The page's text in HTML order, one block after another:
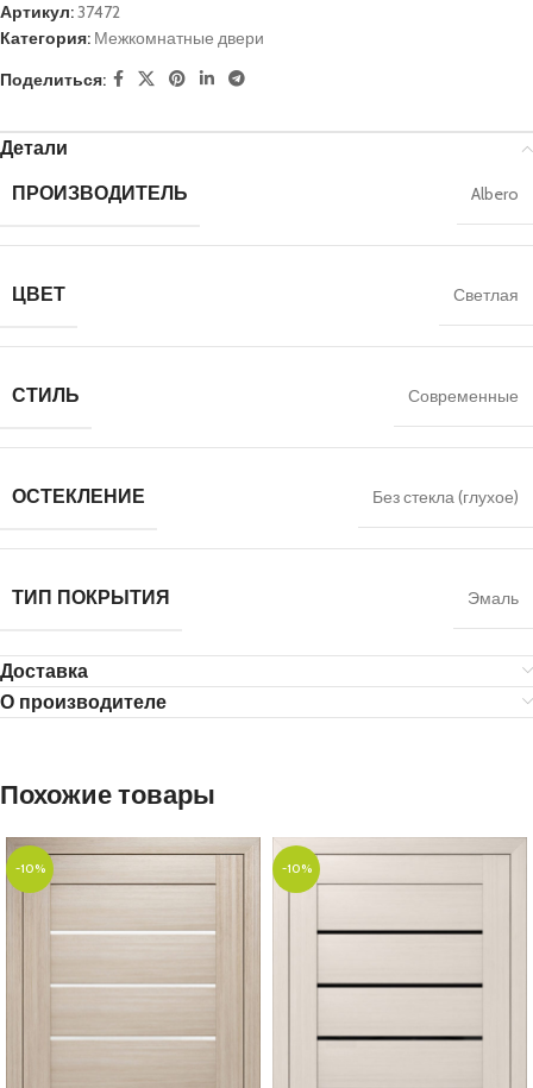
Артикул:37472
Категория: Межкомнатные двери
Поделиться:
Детали
ПРОИЗВОДИТЕЛЬ
Albero
ЦВЕТ Светлая
СТИЛЬ Современные
ОСТЕКЛЕНИЕ Без стекла (глухое)
ТИП ПОКРЫТИЯ Эмаль
Доставка
О производителе
Похожие товары
-10% -10%